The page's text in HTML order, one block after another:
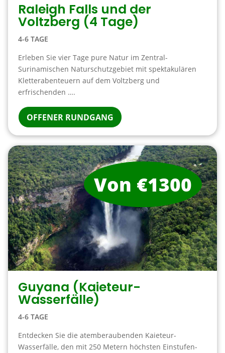
Raleigh Falls und der
Voltzberg (4 Tage)
4-6 TAGE
Erleben Sie vier Tage pure Natur im Zentral-
Surinamischen Naturschutzgebiet mit spektakulären
Kletterabenteuern auf dem Voltzberg und
erfrischenden ….
OFFENER RUNDGANG
Guyana (Kaieteur-
Wasserfälle)
4-6 TAGE
Entdecken Sie die atemberaubenden Kaieteur-
Wasserfälle, den mit 250 Metern höchsten Einstufen-
Von €1300